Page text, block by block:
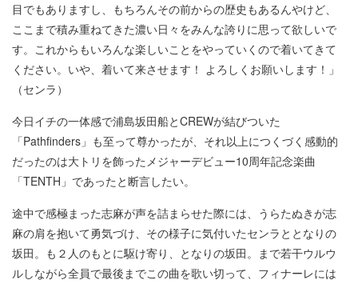
目でもありますし、もちろんその前からの歴史もあるんやけど、
ここまで積み重ねてきた濃い日々をみんな誇りに思って欲しいで
す。これからもいろんな楽しいことをやっていくので着いてきて
ください。いや、着いて来させます！ よろしくお願いします！」
（センラ）
今日イチの一体感で浦島坂田船とCREWが結びついた
「Pathfinders」も至って尊かったが、それ以上につくづく感動的
だったのは大トリを飾ったメジャーデビュー10周年記念楽曲
「TENTH」であったと断言したい。
途中で感極まった志麻が声を詰まらせた際には、うらたぬきが志
麻の肩を抱いて勇気づけ、その様子に気付いたセンラととなりの
坂田。も２人のもとに駆け寄り、となりの坂田。まで若干ウルウ
ルしながら全員で最後までこの曲を歌い切って、フィナーレには